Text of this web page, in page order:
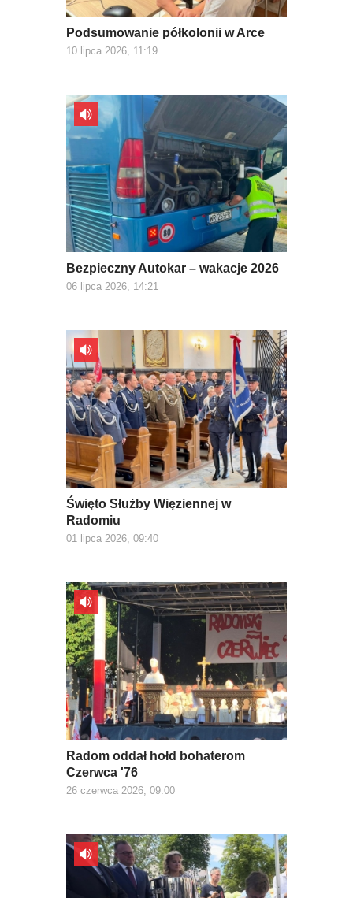
Podsumowanie półkolonii w Arce
10 lipca 2026, 11:19
Bezpieczny Autokar – wakacje 2026
06 lipca 2026, 14:21
Święto Służby Więziennej w
Radomiu
01 lipca 2026, 09:40
Radom oddał hołd bohaterom
Czerwca '76
26 czerwca 2026, 09:00